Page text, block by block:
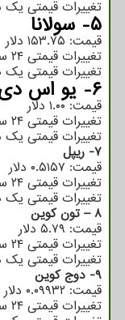
تغییرات قیمتی یک هفته اخیر:
۵- سولانا
قیمت: ۱۵۳.۷۵ دلار
تغییرات قیمتی ۲۴ ساعت گذشته: ۹.۱۷ درصد افزایش
تغییرات قیمتی یک هفته اخیر:
۶- یو اس دی کوین
قیمت: ۱.۰۰ دلار
تغییرات قیمتی ۲۴ ساعت گذشته: ۰.۰۱ درصد کاهش
تغییرات قیمتی یک هفته اخیر:
۷- ریپل
قیمت: ۰.۵۱۵۷ دلار
تغییرات قیمتی ۲۴ ساعت گذشته: ۱.۱۴ درصد افزایش
تغییرات قیمتی یک هفته اخیر
۸ – تون کوین
قیمت: ۵.۷۹ دلار
تغییرات قیمتی ۲۴ ساعت گذشته: ۶.۱۴ درصد افزایش
تغییرات قیمتی یک هفته اخیر:
۹- دوج کوین
قیمت: ۰.۰۹۹۳۲ دلار
تغییرات قیمتی ۲۴ ساعت گذشته ۰.۷۶ درصد افزایش